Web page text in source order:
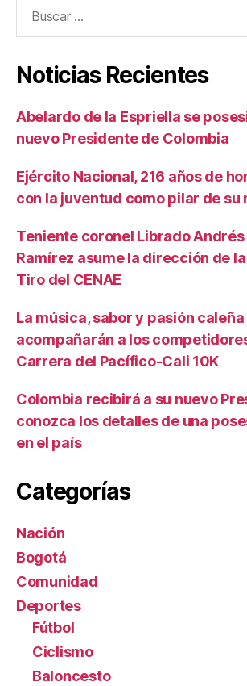
Noticias Recientes
Abelardo de la Espriella se
nuevo Presidente de Colombia
Ejército Nacional, 216 años de
con la juventud como pilar de su
Teniente coronel Librado
Ramírez asume la dirección de
Tiro del CENAE
La música, sabor y pasión caleña
acompañarán a los
Carrera del Pacífico-Cali 10K
Colombia recibirá a su nuevo
conozca los detalles de una
en el país
Categorías
Nación
Bogotá
Comunidad
Deportes
Fútbol
Ciclismo
Baloncesto